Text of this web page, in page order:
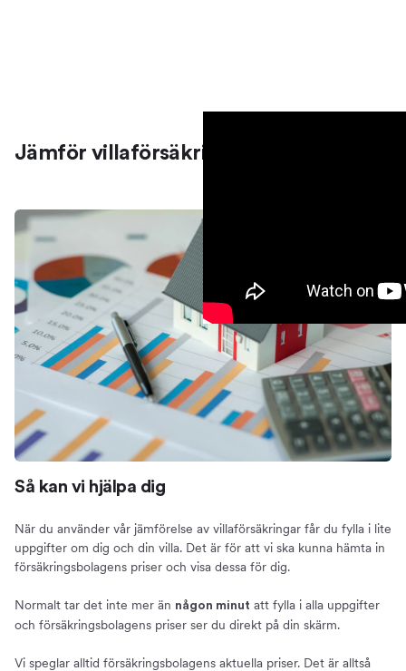
Jämför villaförsäkringar
Så kan vi hjälpa dig
När du använder vår jämförelse av villaförsäkringar får du fylla i lite
uppgifter om dig och din villa. Det är för att vi ska kunna hämta in
försäkringsbolagens priser och visa dessa för dig.
Normalt tar det inte mer än någon minut att fylla i alla uppgifter
och försäkringsbolagens priser ser du direkt på din skärm.
Vi speglar alltid försäkringsbolagens aktuella priser. Det är alltså